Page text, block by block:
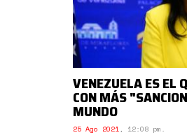
VENEZUELA ES EL
CON MÁS
MUNDO
25 Ago 2021, 12:08 pm.